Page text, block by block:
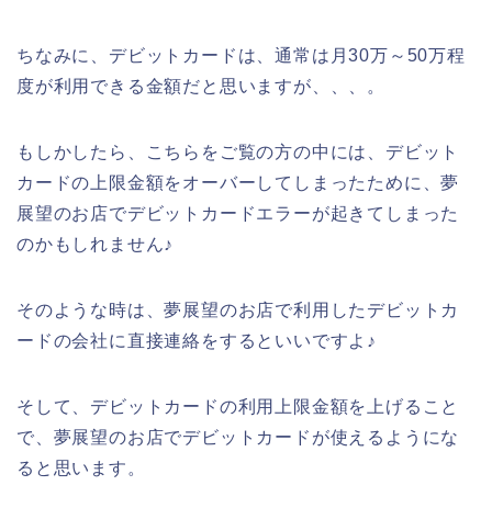
ちなみに、デビットカードは、通常は月30万～50万程
度が利用できる金額だと思いますが、、、。
もしかしたら、こちらをご覧の方の中には、デビット
カードの上限金額をオーバーしてしまったために、夢
展望のお店でデビットカードエラーが起きてしまった
のかもしれません♪
そのような時は、夢展望のお店で利用したデビットカ
ードの会社に直接連絡をするといいですよ♪
そして、デビットカードの利用上限金額を上げること
で、夢展望のお店でデビットカードが使えるようにな
ると思います。